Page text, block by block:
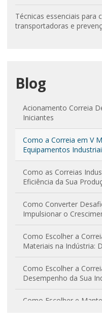
Técnicas essenciais para
transportadoras e
Blog
Acionamento Correia
Iniciantes
Como a Correia em V
Equipamentos
Como as Correias
Eficiência da Sua
Como Converter
Impulsionar o
Como Escolher a
Materiais na Indústria:
Como Escolher a
Desempenho da Sua
Como Escolher e